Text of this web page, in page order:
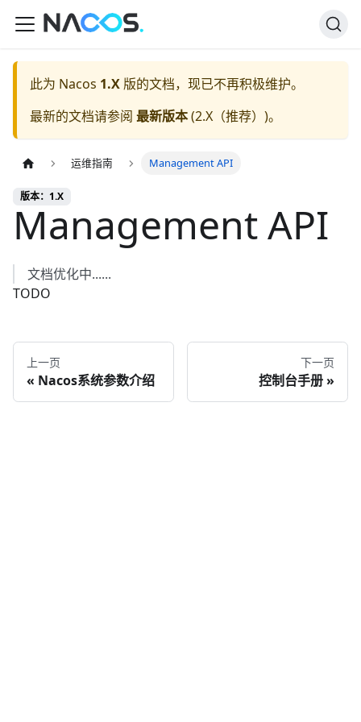
此为 Nacos 1.X 版的文档，现已不再积极维护。
最新的文档请参阅 最新版本(2.X（推荐） )。
运维指南 Management API
版本：1.X
Management API
文档优化中......
TODO
上一页
Nacos系统参数介绍
下一页
控制台手册